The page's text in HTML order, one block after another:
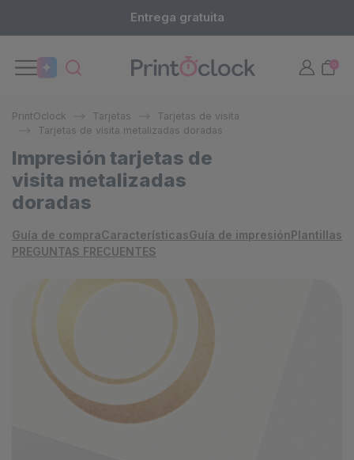
Entrega gratuita
0
PrintOclock Tarjetas
Tarjetas de visita
Tarjetas de visita metalizadas doradas
Impresión tarjetas de
visita metalizadas
doradas
Guía de compraCaracterísticasGuía de impresiónPlantillas
PREGUNTAS FRECUENTES